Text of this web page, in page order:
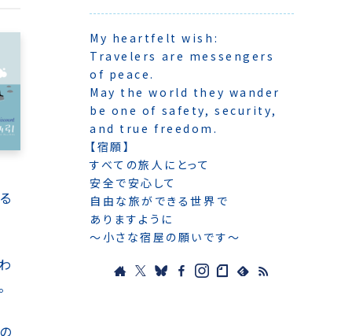
My heartfelt wish:
Travelers are messengers
of peace.
May the world they wander
be one of safety, security,
and true freedom.
【宿願】
すべての旅人にとって
安全で安心して
自由な旅ができる世界で
ありますように
〜小さな宿屋の願いです〜